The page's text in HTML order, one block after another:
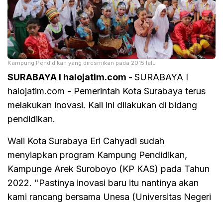
Kampung Pendidikan yang diresmikan pada 2015 lalu
SURABAYA I halojatim.com - SURABAYA I
halojatim.com - Pemerintah Kota Surabaya terus
melakukan inovasi. Kali ini dilakukan di bidang
pendidikan.
Wali Kota Surabaya Eri Cahyadi sudah
menyiapkan program Kampung Pendidikan,
Kampunge Arek Suroboyo (KP KAS) pada Tahun
2022. "Pastinya inovasi baru itu nantinya akan
kami rancang bersama Unesa (Universitas Negeri